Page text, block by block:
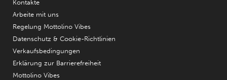
Kontakte
Arbeite mit uns
Regelung Mottolino Vibes
Datenschutz & Cookie-Richtlinien
Verkaufsbedingungen
Erklärung zur Barrierefreiheit
Mottolino Vibes